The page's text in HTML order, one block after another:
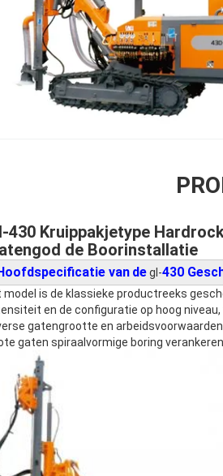
430 Kruippakjetype
de Boorinstallatie
van degl-430
model is de klassieke productreeks
en de configuratie op hoog
gatengrootte en
gaten spiraalvormige boring